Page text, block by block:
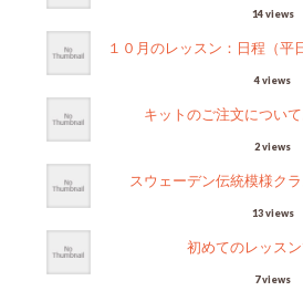
14 views
１０月のレッスン：日程（平
4 views
キットのご注文について
2 views
スウェーデン伝統模様ク
13 views
初めてのレッスン
7 views